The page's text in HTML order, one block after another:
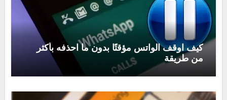
كيف اوقف الواتس مؤقتًا بدون ما احذفه بأكثر
من طريقة